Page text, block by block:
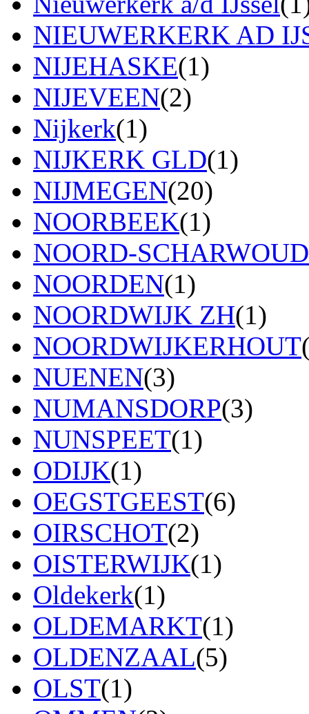
NIEUWERKERK AD
NIJEHASKE(1)
NIJEVEEN(2)
Nijkerk(1)
NIJKERK GLD(1)
NIJMEGEN(20)
NOORBEEK(1)
NOORD-
NOORDEN(1)
NOORDWIJK ZH(1)
NOORDWIJKERHOUT
NUENEN(3)
NUMANSDORP(3)
NUNSPEET(1)
ODIJK(1)
OEGSTGEEST(6)
OIRSCHOT(2)
OISTERWIJK(1)
Oldekerk(1)
OLDEMARKT(1)
OLDENZAAL(5)
OLST(1)